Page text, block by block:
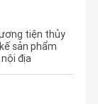
tiện thủy
sản phẩm
địa